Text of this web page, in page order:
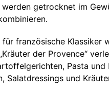
getrocknet im
französische Klassiker
der Provence“
Pasta und
Salatdressings und